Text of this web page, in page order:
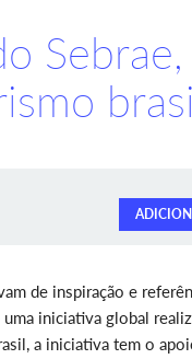
de inspiração e
iniciativa global
a iniciativa tem o